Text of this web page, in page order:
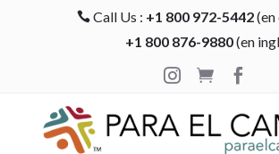
 Call Us : +1 800 972-5442
+1 800 876-9880(en

 